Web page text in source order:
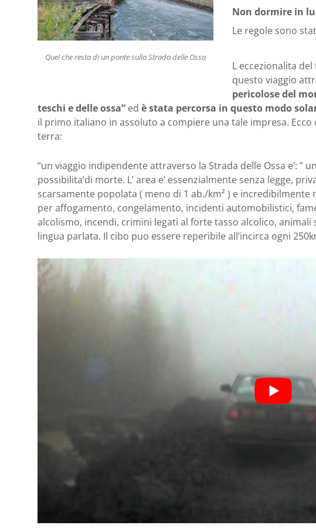
Quel che resta di un ponte sulla Strada delle Ossa
Non dormire in
Le regole sono
L eccezionalita
questo viaggio
pericolose del
teschi e delle ossa” ed è stata percorsa in questo modo
il primo italiano in assoluto a compiere una tale impresa.
terra:
“un viaggio indipendente attraverso la Strada delle Ossa e’: ”
possibilita’di morte. L’ area e’ essenzialmente senza legge,
scarsamente popolata ( meno di 1 ab./km² ) e
per affogamento, congelamento, incidenti automobilistici,
alcolismo, incendi, crimini legati al forte tasso alcolico, animali
lingua parlata. Il cibo puo essere reperibile all’incirca ogni